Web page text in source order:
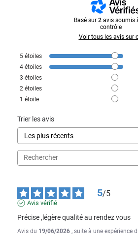
Basé sur 2 avis soumis
contrôle
Voir tous les avis sur
5 étoiles
4 étoiles
3 étoiles
2 étoiles
1 étoile
Trier les avis
5/5
Avis vérifié
Précise ,légère qualité au rendez vous
Avis du 19/06/2026 , suite à une expérience